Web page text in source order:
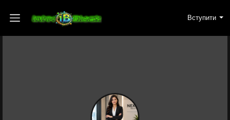
Вступити